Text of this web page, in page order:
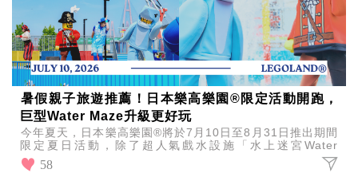
明
星
焦
點
韓
流
報
到
熱
播
暑假親子旅遊推薦！日本樂高樂園®限定活動開跑，
巨型Water Maze升級更好玩
今年夏天，日本樂高樂園®將於7月10日至8月31日推出期間
限定夏日活動，除了超人氣戲水設施「水上迷宮Water
Maze」全面升級回歸。
58